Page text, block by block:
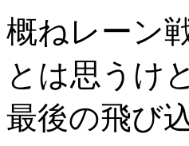
概ねレーン
とは思うけ
最後の飛び